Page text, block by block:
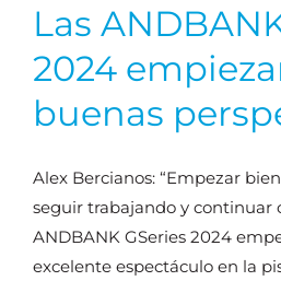
Las
2024
buenas
Alex Bercianos: “Empezar
seguir trabajando y continuar
ANDBANK GSeries 2024
excelente espectáculo en la